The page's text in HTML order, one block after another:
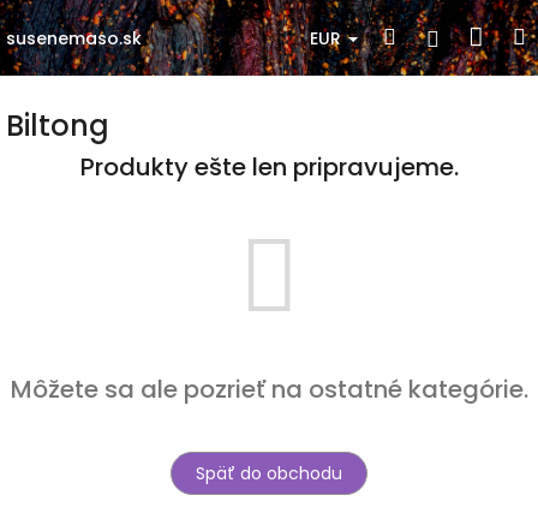
Prejsť
na
obsah
susenemaso.sk EUR Hľadať
Biltong
Produkty ešte len pripravujeme.
Môžete sa ale pozrieť na ostatné kategórie.
Späť do obchodu